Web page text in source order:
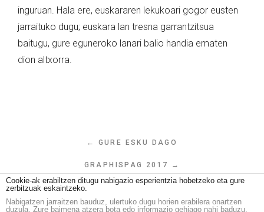
inguruan. Hala ere, euskararen lekukoari gogor eusten
jarraituko dugu; euskara lan tresna garrantzitsua
baitugu, gure eguneroko lanari balio handia ematen
dion altxorra.
← GURE ESKU DAGO
GRAPHISPAG 2017 →
Cookie-ak erabiltzen ditugu nabigazio esperientzia hobetzeko eta gure
zerbitzuak eskaintzeko.
Nabigatzen jarraitzen bauduz, ulertuko dugu horien erabilera onartzen
duzula. Zure baimena atzera bota edo informazio gehiago nahi baduzu,